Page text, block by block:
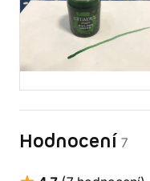
Hodnocení 7